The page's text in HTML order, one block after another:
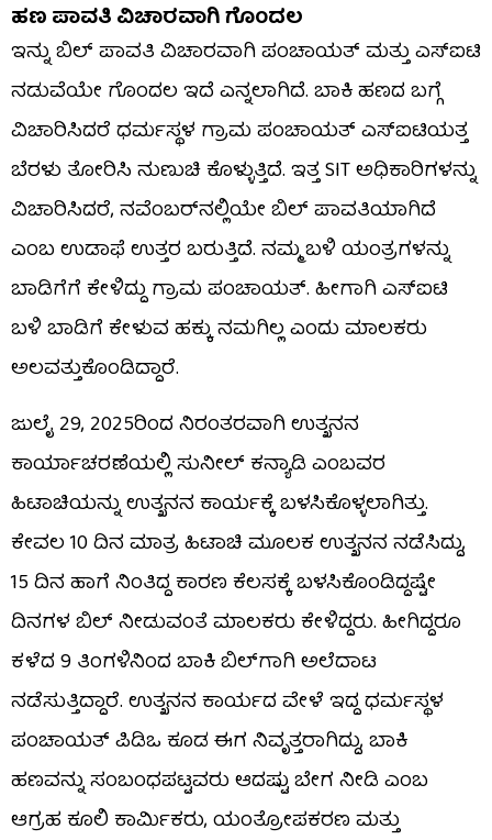
ಹಣ ಪಾವತಿ ವಿಚಾರವಾಗಿ ಗೊಂದಲ
ಇನ್ನು ಬಿಲ್​​ ಪಾವತಿ ವಿಚಾರವಾಗಿ ಪಂಚಾಯತ್​​ ಮತ್ತು ಎಸ್​​ಐಟಿ
ನಡುವೆಯೇ ಗೊಂದಲ ಇದೆ ಎನ್ನಲಾಗಿದೆ. ಬಾಕಿ ಹಣದ ಬಗ್ಗೆ
ವಿಚಾರಿಸಿದರೆ ಧರ್ಮಸ್ಥಳ ಗ್ರಾಮ ಪಂಚಾಯತ್ ಎಸ್​​ಐಟಿಯತ್ತ
ಬೆರಳು ತೋರಿಸಿ ನುಣುಚಿ ಕೊಳ್ಳುತ್ತಿದೆ. ಇತ್ತ SIT ಅಧಿಕಾರಿಗಳನ್ನು
ವಿಚಾರಿಸಿದರೆ, ನವೆಂಬರ್​​ನಲ್ಲಿಯೇ ಬಿಲ್​​ ಪಾವತಿಯಾಗಿದೆ
ಎಂಬ ಉಡಾಫೆ ಉತ್ತರ ಬರುತ್ತಿದೆ. ನಮ್ಮ ಬಳಿ ಯಂತ್ರಗಳನ್ನು
ಬಾಡಿಗೆಗೆ ಕೇಳಿದ್ದು ಗ್ರಾಮ ಪಂಚಾಯತ್​​. ಹೀಗಾಗಿ ಎಸ್​ಐಟಿ
ಬಳಿ ಬಾಡಿಗೆ ಕೇಳುವ ಹಕ್ಕು ನಮಗಿಲ್ಲ ಎಂದು ಮಾಲಕರು
ಅಲವತ್ತುಕೊಂಡಿದ್ದಾರೆ.
ಜುಲೈ 29, 2025ರಿಂದ ನಿರಂತರವಾಗಿ ಉತ್ಖನನ
ಕಾರ್ಯಾಚರಣೆಯಲ್ಲಿ ಸುನೀಲ್ ಕನ್ಯಾಡಿ ಎಂಬವರ
ಹಿಟಾಚಿಯನ್ನು ಉತ್ಖನನ ಕಾರ್ಯಕ್ಕೆ ಬಳಸಿಕೊಳ್ಳಲಾಗಿತ್ತು.
ಕೇವಲ 10 ದಿನ ಮಾತ್ರ ಹಿಟಾಚಿ ಮೂಲಕ ಉತ್ಖನನ ನಡೆಸಿದ್ದು,
15 ದಿನ ಹಾಗೆ ನಿಂತಿದ್ದ ಕಾರಣ ಕೆಲಸಕ್ಕೆ ಬಳಸಿಕೊಂಡಿದ್ದಷ್ಟೇ
ದಿನಗಳ ಬಿಲ್​ ನೀಡುವಂತೆ ಮಾಲಕರು ಕೇಳಿದ್ದರು. ಹೀಗಿದ್ದರೂ
ಕಳೆದ 9 ತಿಂಗಳಿನಿಂದ ಬಾಕಿ ಬಿಲ್​​ಗಾಗಿ ಅಲೆದಾಟ
ನಡೆಸುತ್ತಿದ್ದಾರೆ. ಉತ್ಖನನ ಕಾರ್ಯದ ವೇಳೆ ಇದ್ದ ಧರ್ಮಸ್ಥಳ
ಪಂಚಾಯತ್​​ ಪಿಡಿಒ ಕೂಡ ಈಗ ನಿವೃತ್ತರಾಗಿದ್ದು, ಬಾಕಿ
ಹಣವನ್ನು ಸಂಬಂಧಪಟ್ಟವರು ಆದಷ್ಟು ಬೇಗ ನೀಡಿ ಎಂಬ
ಆಗ್ರಹ ಕೂಲಿ ಕಾರ್ಮಿಕರು, ಯಂತ್ರೋಪಕರಣ ಮತ್ತು